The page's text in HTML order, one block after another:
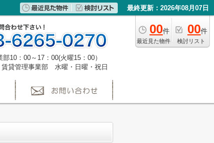
最終更新：2026年08月07日
00件
最近見た物件
00件
検討リスト
10：00～17：00(火曜15：00）
貸管理事業部 水曜・日曜・祝日